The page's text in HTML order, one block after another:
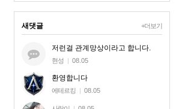
+더보기
새댓글
저런걸 관계망상이라고 합니다.
현성 | 08.05
환영합니다
에테르킹 | 08.05